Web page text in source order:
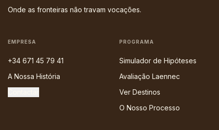
Onde as fronteiras não travam vocações.
EMPRESA
+34 671 45 79 41
A Nossa História
PROGRAMA
Simulador de Hipóteses
Avaliação Laennec
Ver Destinos
O Nosso Processo